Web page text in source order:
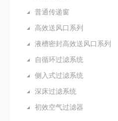
普通传递窗
高效送风口系列
液槽密封高效送风口系列
自循环过滤系统
侧入式过滤系统
深床过滤系统
初效空气过滤器